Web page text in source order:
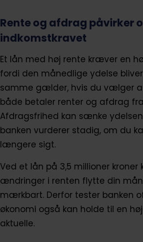
Rente og afdrag påvirker
indkomstkravet
Et lån med høj rente kræver en
fordi den månedlige ydelse
samme gælder, hvis du vælger
både betaler renter og afdrag
Afdragsfrihed kan sænke
banken vurderer stadig, om du
længere sigt.
Ved et lån på 3,5 millioner kroner
ændringer i renten flytte din
mærkbart. Derfor tester banken
økonomi også kan holde til en
aktuelle.